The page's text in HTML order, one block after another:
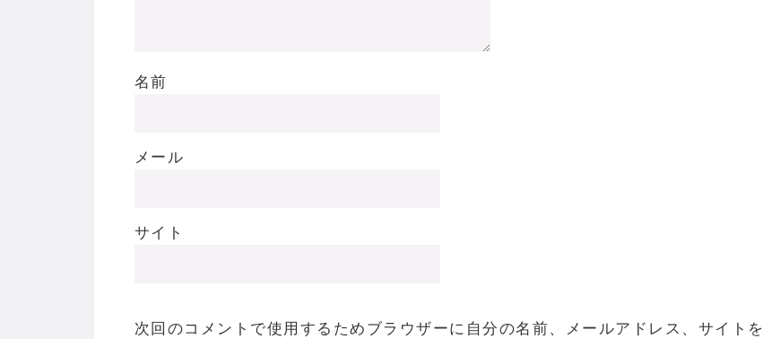
名前
メール
サイト
次回のコメントで使用するためブラウザーに自分の名前、メールアドレス、サイトを